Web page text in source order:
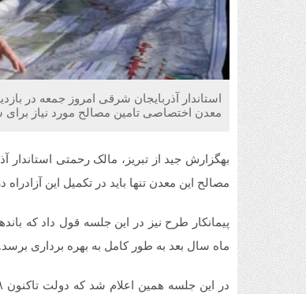
استاندار آذربایجان شرقی امروز جمعه در
معدن اختصاصی تامین مصالح مورد نیاز
بهگزارش جید از تبریز، مالک رحمتی استاندار
مصالح این معدن تنها باید در تکمیل این
ماه سال بعد به طور کامل به بهره برداری برسد.